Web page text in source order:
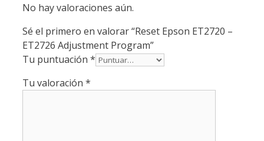
No hay valoraciones aún.
Sé el primero en valorar “Reset Epson ET2720 –
ET2726 Adjustment Program”
Tu puntuación *
Tu valoración *